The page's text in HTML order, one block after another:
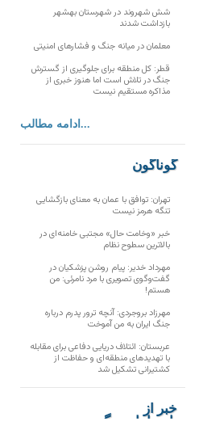
شش شهروند در شهرستان بهشهر
بازداشت شدند
معلمان در میانه جنگ و فشارهای امنیتی
قطر: کل منطقه برای جلوگیری از گسترش
جنگ در تلاش است اما هنوز خبری از
مذاکره مستقیم نیست
ادامه مطالب...
گوناگون
تهران: توافق با عمان به معنای بازگشایی
تنگه هرمز نیست
خبر «وخامت حال» مجتبی خامنه‌ای در
بالاترین سطوح نظام
مهرداد خدیر: پیام روشن پزشکیان در
گفت‌و‌گوی تصویری با مرد نامرئی: من
هستم!
مهرزاد بروجردی: آنچه ترور پدرم درباره
جنگ ایران به من آموخت
عربستان: ائتلاف دریایی دفاعی برای مقابله
با تهدیدهای منطقه‌ای و حفاظت از
کشتیرانی تشکیل شد
خبر از
تارنماهای دیگر